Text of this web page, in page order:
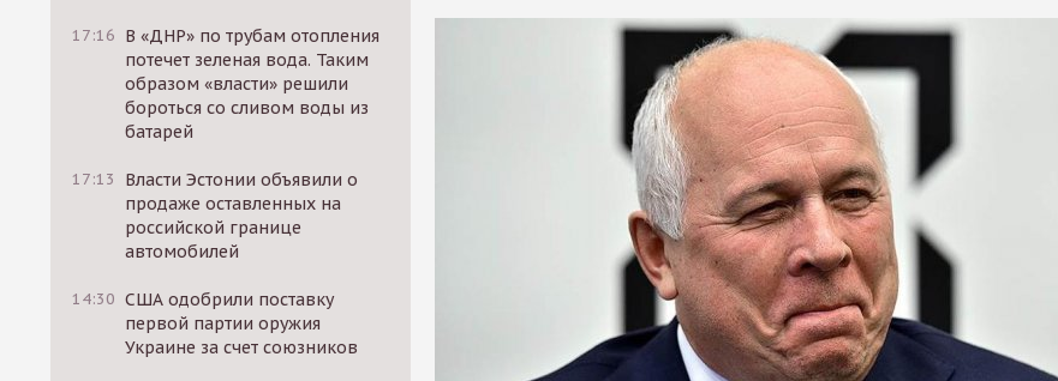
17:16 В «ДНР» по трубам отопления
потечет зеленая вода. Таким
образом «власти» решили
бороться со сливом воды из
батарей
17:13
Власти Эстонии объявили о
продаже оставленных на
российской границе
автомобилей
14:30 США одобрили поставку
первой партии оружия
Украине за счет союзников